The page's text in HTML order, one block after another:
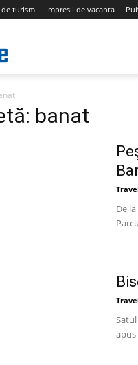
turism Impresii de vacanta
banat
De
apus